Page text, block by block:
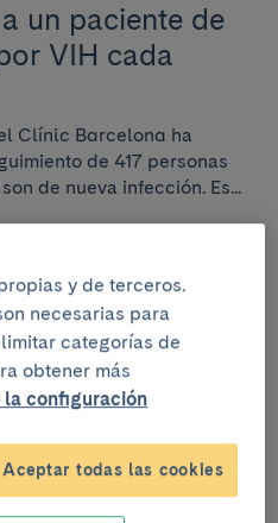
un paciente de
VIH cada
Clínic Barcelona ha
de 417 personas
de nueva infección. Es...
el trabajo de
durante
19
y de terceros.
necesarias para
categorías de
obtener más
la configuración
Aceptar todas las cookies